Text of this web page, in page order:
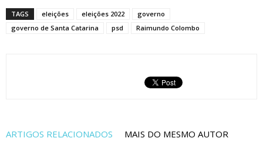
TAGS eleições eleições 2022
governo
governo de Santa Catarina
psd Raimundo Colombo
ARTIGOS RELACIONADOS MAIS DO MESMO AUTOR